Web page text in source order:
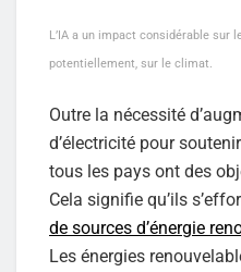
L’IA a un impact considérable sur
potentiellement, sur le climat.
Outre la nécessité
d’électricité pour
tous les pays ont des
Cela signifie qu’ils
de sources d’énergie
Les énergies